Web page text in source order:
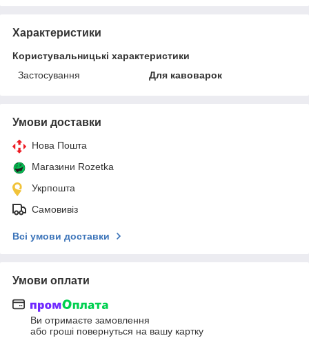
Характеристики
Користувальницькі характеристики
Застосування
Для кавоварок
Умови доставки
Нова Пошта
Магазини Rozetka
Укрпошта
Самовивіз
Всі умови доставки
Умови оплати
Ви отримаєте замовлення
або гроші повернуться на вашу картку